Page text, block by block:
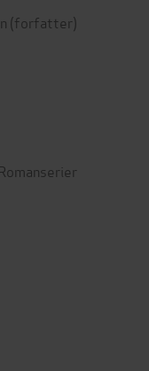
(forfatter)
Romanserier